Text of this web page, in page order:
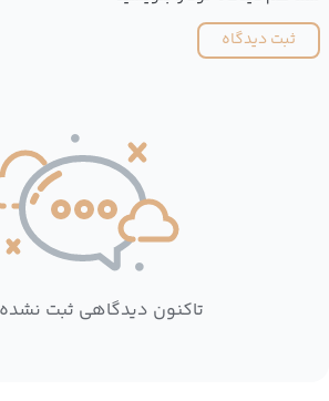
ثبت دیدگاه
تاکنون دیدگاهی ثبت